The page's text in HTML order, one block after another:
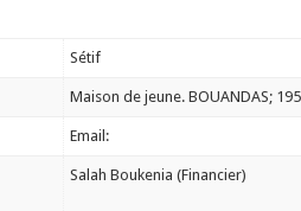
Sétif
Maison de jeune. BOUANDAS;
Email:
Salah Boukenia (Financier)